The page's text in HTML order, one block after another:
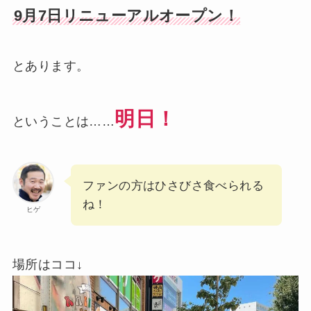
9月7日リニューアルオープン！
とあります。
ということは……明日！
ヒゲ
ファンの方はひさびさ食べられる
ね！
場所はココ↓